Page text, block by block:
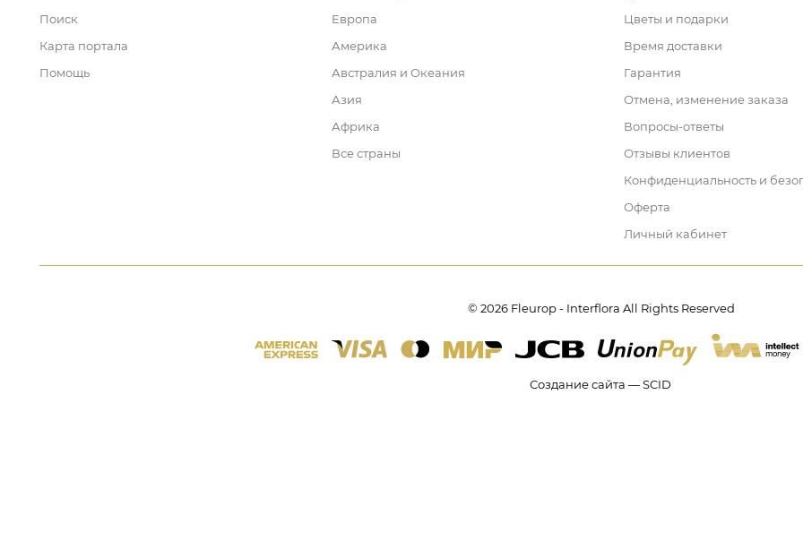
Поиск
Карта портала
Помощь
Европа
Америка
Австралия и Океания
Азия
Африка
Все страны
Цветы и подарки
Время доставки
Гарантия
Отмена, изменение заказа
Вопросы-ответы
Отзывы клиентов
Конфиденциальность и
Оферта
Личный кабинет
© 2026 Fleurop - Interflora All Rights Reserved
Создание сайта — SCID